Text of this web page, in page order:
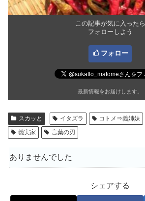
この記事が気に入ったら
フォローしよう
フォロー
最新情報をお届けします。
スカッと イタズラ コトメ⇒義姉妹
義実家
言葉の刃
ありませんでした
シェアする